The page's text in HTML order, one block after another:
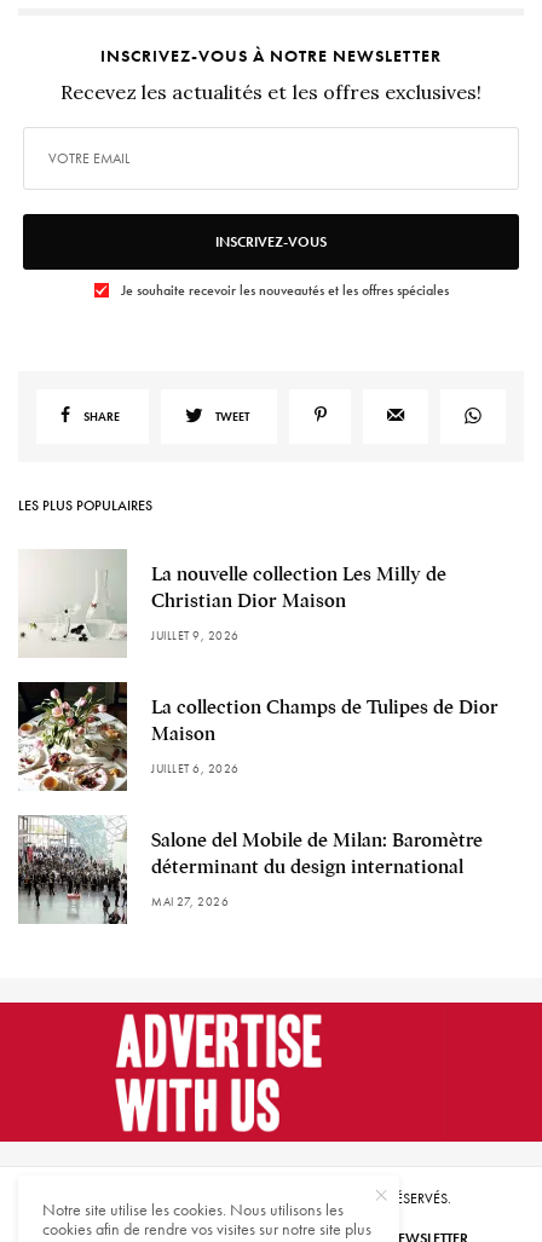
INSCRIVEZ-VOUS À NOTRE NEWSLETTER
Recevez les actualités et les offres exclusives!
INSCRIVEZ-VOUS
Je souhaite recevoir les nouveautés et les offres spéciales
SHARE TWEET
LES PLUS POPULAIRES
La nouvelle collection Les Milly de
Christian Dior Maison
JUILLET 9, 2026
La collection Champs de Tulipes de Dior
Maison
JUILLET 6, 2026
Salone del Mobile de Milan: Baromètre
déterminant du design international
MAI 27, 2026
© 2021 HARMONIES MAGAZINE. TOUS DROITS RÉSERVÉS.
Notre site utilise les cookies. Nous utilisons les
cookies afin de rendre vos visites sur notre site plus